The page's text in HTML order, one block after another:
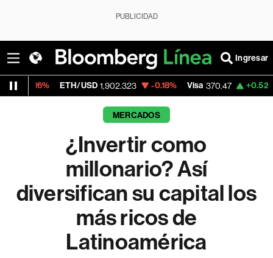
PUBLICIDAD
Ingresar
1,902.323 -0.18% Visa 370.47 +0.52%
MERCADOS
¿Invertir como
millonario? Así
diversifican su capital los
más ricos de
Latinoamérica